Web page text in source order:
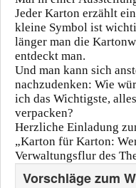
Jeder Karton erzählt
kleine Symbol ist
länger man die
entdeckt man.
Und man kann sich
nachzudenken: Wie
ich das Wichtigste,
verpacken?
Herzliche Einladung
„Karton für Karton:
Verwaltungsflur des
Vorschläge zum